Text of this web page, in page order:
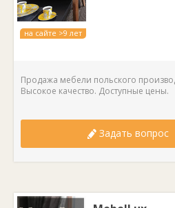
на сайте >9 лет
Продажа мебели польского
Высокое качество. Доступные цены.
Задать вопрос